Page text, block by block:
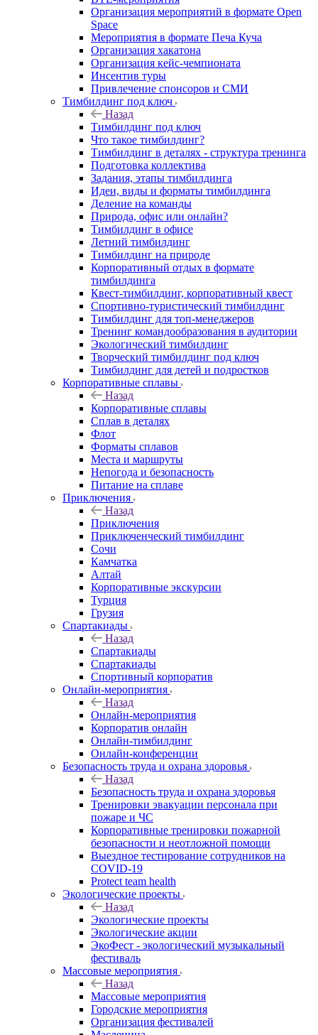
Организация мероприятий в формате Open
Space
Мероприятия в формате Печа Куча
Организация хакатона
Организация кейс-чемпионата
Инсентив туры
Привлечение спонсоров и СМИ
Тимбилдинг под ключ
Назад
Тимбилдинг под ключ
Что такое тимбилдинг?
Тимбилдинг в деталях - структура тренинга
Подготовка коллектива
Задания, этапы тимбилдинга
Идеи, виды и форматы тимбилдинга
Деление на команды
Природа, офис или онлайн?
Тимбилдинг в офисе
Летний тимбилдинг
Тимбилдинг на природе
Корпоративный отдых в формате
тимбилдинга
Квест-тимбилдинг, корпоративный квест
Спортивно-туристический тимбилдинг
Тимбилдинг для топ-менеджеров
Тренинг командообразования в аудитории
Экологический тимбилдинг
Творческий тимбилдинг под ключ
Тимбилдинг для детей и подростков
Корпоративные сплавы
Назад
Корпоративные сплавы
Сплав в деталях
Флот
Форматы сплавов
Места и маршруты
Непогода и безопасность
Питание на сплаве
Приключения
Назад
Приключения
Приключенческий тимбилдинг
Сочи
Камчатка
Алтай
Корпоративные экскурсии
Турция
Грузия
Спартакиады
Назад
Спартакиады
Спартакиады
Спортивный корпоратив
Онлайн-мероприятия
Назад
Онлайн-мероприятия
Корпоратив онлайн
Онлайн-тимбилдинг
Онлайн-конференции
Безопасность труда и охрана здоровья
Назад
Безопасность труда и охрана здоровья
Тренировки эвакуации персонала при
пожаре и ЧС
Корпоративные тренировки пожарной
безопасности и неотложной помощи
Выездное тестирование сотрудников на
COVID-19
Protect team health
Экологические проекты
Назад
Экологические проекты
Экологические акции
ЭкоФест - экологический музыкальный
фестиваль
Массовые мероприятия
Назад
Массовые мероприятия
Городские мероприятия
Организация фестивалей